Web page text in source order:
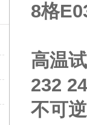
8格
高温
232
不可